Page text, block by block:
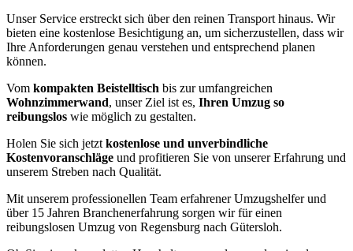
Unser Service erstreckt sich über den reinen Transport hinaus. Wir
bieten eine kostenlose Besichtigung an, um sicherzustellen, dass wir
Ihre Anforderungen genau verstehen und entsprechend planen
können.
Vom kompakten Beistelltisch bis zur umfangreichen
Wohnzimmerwand, unser Ziel ist es, Ihren Umzug so
reibungslos wie möglich zu gestalten.
Holen Sie sich jetzt kostenlose und unverbindliche
Kostenvoranschläge und profitieren Sie von unserer Erfahrung und
unserem Streben nach Qualität.
Mit unserem professionellen Team erfahrener Umzugshelfer und
über 15 Jahren Branchenerfahrung sorgen wir für einen
reibungslosen Umzug von Regensburg nach Gütersloh.